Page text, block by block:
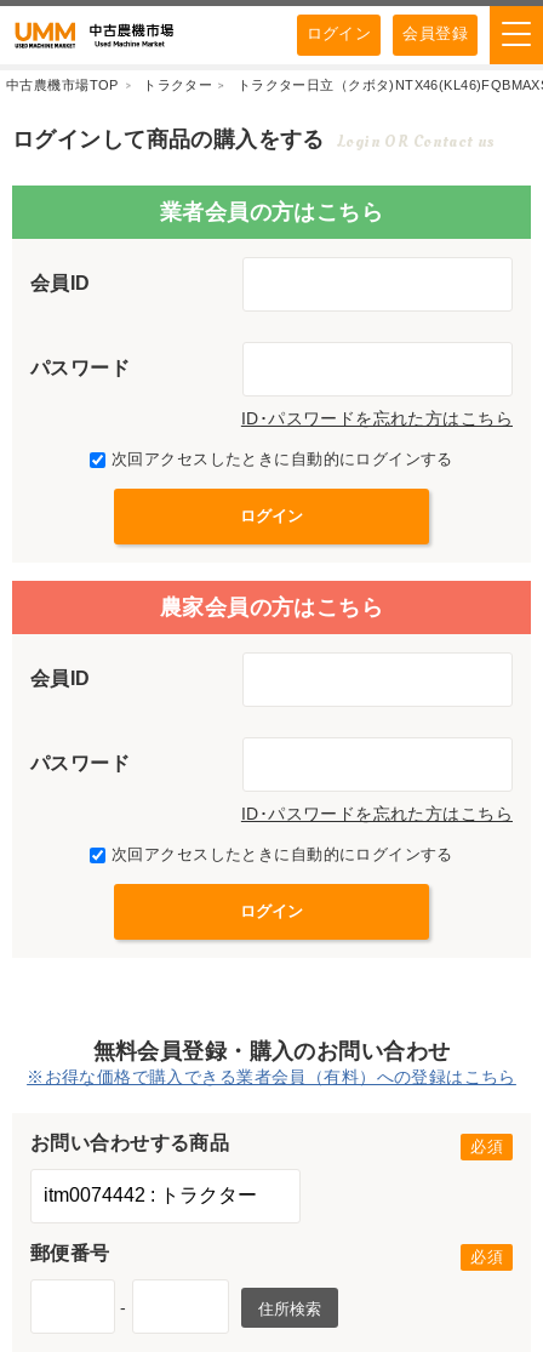
ログイン 会員登録
中古農機市場TOP トラクター トラクター日立（クボタ
ログインして商品の購入をする Login OR Contact us
業者会員の方はこちら
会員ID
パスワード
ID･パスワードを忘れた方はこちら
次回アクセスしたときに自動的にログインする
農家会員の方はこちら
会員ID
パスワード
ID･パスワードを忘れた方はこちら
次回アクセスしたときに自動的にログインする
無料会員登録・購入のお問い合わせ
※お得な価格で購入できる業者会員（有料）への登録はこちら
お問い合わせする商品
郵便番号
- 住所検索